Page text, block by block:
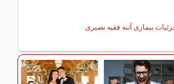
بیماری آتنه فقیه نصیری